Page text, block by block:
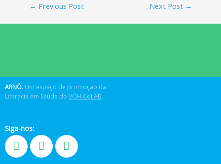
← Previous Post Next Post →
ARNÔ. Um espaço de promoção da
Literacia em Saúde do VOH.CoLAB.
Siga-nos: